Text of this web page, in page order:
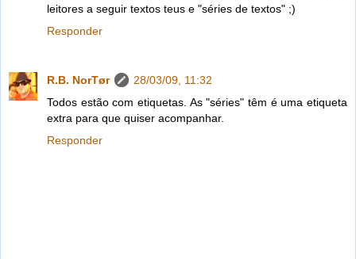
leitores a seguir textos teus e "séries de textos" ;)
Responder
R.B. NorTør
28/03/09, 11:32
Todos estão com etiquetas. As "séries" têm é uma etiqueta
extra para que quiser acompanhar.
Responder